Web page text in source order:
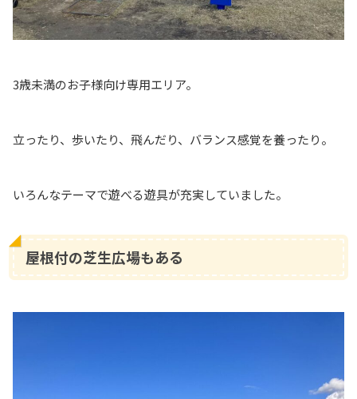
3歳未満のお子様向け専用エリア。
立ったり、歩いたり、飛んだり、バランス感覚を養ったり。
いろんなテーマで遊べる遊具が充実していました。
屋根付の芝生広場もある